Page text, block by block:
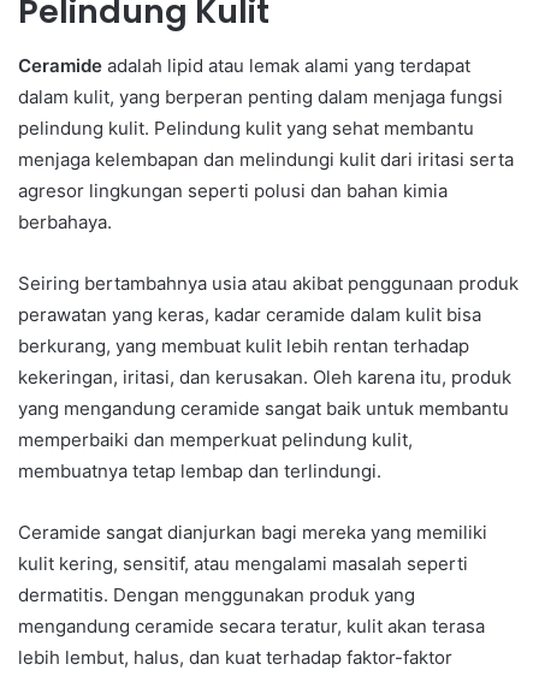
Pelindung Kulit
Ceramide adalah lipid atau lemak alami yang terdapat
dalam kulit, yang berperan penting dalam menjaga fungsi
pelindung kulit. Pelindung kulit yang sehat membantu
menjaga kelembapan dan melindungi kulit dari iritasi serta
agresor lingkungan seperti polusi dan bahan kimia
berbahaya.
Seiring bertambahnya usia atau akibat penggunaan produk
perawatan yang keras, kadar ceramide dalam kulit bisa
berkurang, yang membuat kulit lebih rentan terhadap
kekeringan, iritasi, dan kerusakan. Oleh karena itu, produk
yang mengandung ceramide sangat baik untuk membantu
memperbaiki dan memperkuat pelindung kulit,
membuatnya tetap lembap dan terlindungi.
Ceramide sangat dianjurkan bagi mereka yang memiliki
kulit kering, sensitif, atau mengalami masalah seperti
dermatitis. Dengan menggunakan produk yang
mengandung ceramide secara teratur, kulit akan terasa
lebih lembut, halus, dan kuat terhadap faktor-faktor